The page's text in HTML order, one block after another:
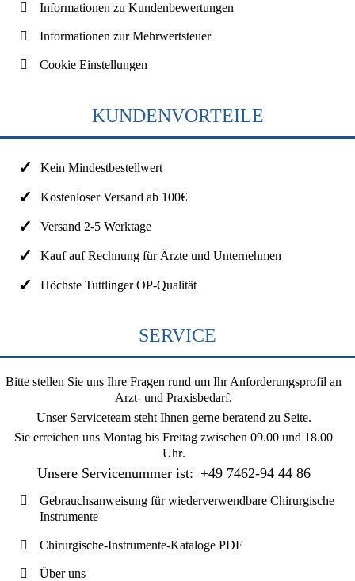
Informationen zu Kundenbewertungen
Informationen zur Mehrwertsteuer
Cookie Einstellungen
KUNDENVORTEILE
Kein Mindestbestellwert
Kostenloser Versand ab 100€
Versand 2-5 Werktage
Kauf auf Rechnung für Ärzte und Unternehmen
Höchste Tuttlinger OP-Qualität
SERVICE
Bitte stellen Sie uns Ihre Fragen rund um Ihr Anforderungsprofil an
Arzt- und Praxisbedarf.
Unser Serviceteam steht Ihnen gerne beratend zu Seite.
Sie erreichen uns Montag bis Freitag zwischen 09.00 und 18.00
Uhr.
Unsere Servicenummer ist: +49 7462-94 44 86
Gebrauchsanweisung für wiederverwendbare Chirurgische
Instrumente
Chirurgische-Instrumente-Kataloge PDF
Über uns